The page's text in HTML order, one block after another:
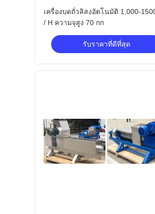
เครื่องบดถั่วลิสงอัตโนมัติ 1,000-
/ H ความจุสูง 70 กก
รับราคาที่ดีที่สุด